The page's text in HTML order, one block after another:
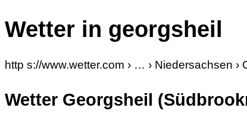
Wetter in georgsheil
http s://www.wetter.com › … › Niedersachsen ›
Wetter Georgsheil